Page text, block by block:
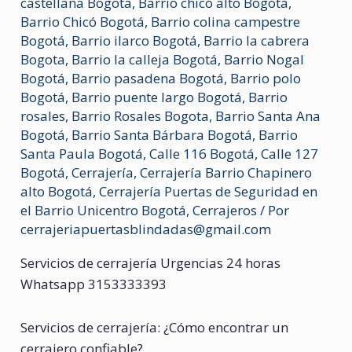
Barrio Chicó Bogotá, Barrio colina campestre
Bogotá, Barrio ilarco Bogotá, Barrio la cabrera
Bogota, Barrio la calleja Bogotá, Barrio Nogal
Bogotá, Barrio pasadena Bogotá, Barrio polo
Bogotá, Barrio puente largo Bogotá, Barrio
rosales, Barrio Rosales Bogota, Barrio Santa Ana
Bogotá, Barrio Santa Bárbara Bogotá, Barrio
Santa Paula Bogotá,Calle 116 Bogotá,Calle 127
Bogotá,Cerrajería,Cerrajería Barrio Chapinero
alto Bogotá,Cerrajería Puertas de Seguridad en
el Barrio Unicentro Bogotá,Cerrajeros / Por
cerrajeriapuertasblindadas@gmail.com
Servicios de cerrajería Urgencias 24 horas
Whatsapp 3153333393
Servicios de cerrajería: ¿Cómo encontrar un
cerrajero confiable?